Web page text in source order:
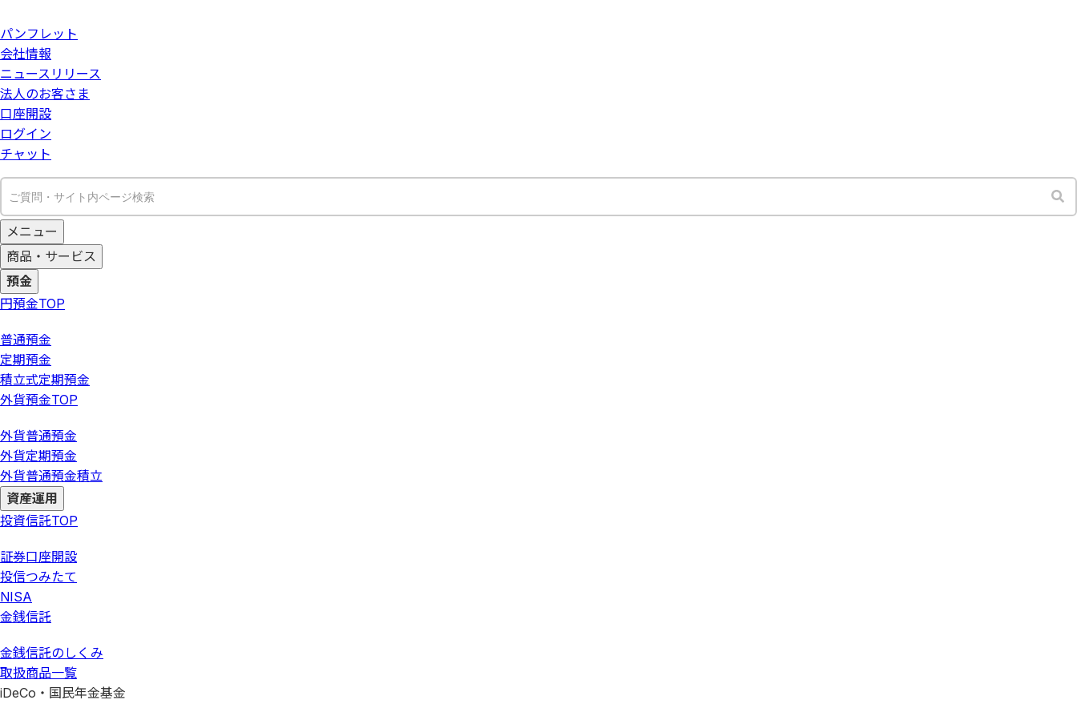
パンフレット
会社情報
ニュースリリース
法人のお客さま
口座開設
ログイン
チャット
メニュー
商品・サービス
預金
円預金TOP
普通預金
定期預金
積立式定期預金
外貨預金TOP
外貨普通預金
外貨定期預金
外貨普通預金積立
資産運用
投資信託TOP
証券口座開設
投信つみたて
NISA
金銭信託
金銭信託のしくみ
取扱商品一覧
iDeCo・国民年金基金